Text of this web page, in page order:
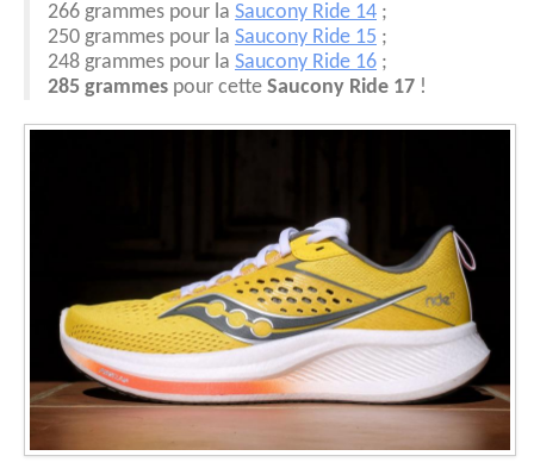
266 grammes pour la Saucony Ride 14 ;
250 grammes pour la Saucony Ride 15 ;
248 grammes pour la Saucony Ride 16 ;
285 grammes pour cette Saucony Ride 17 !